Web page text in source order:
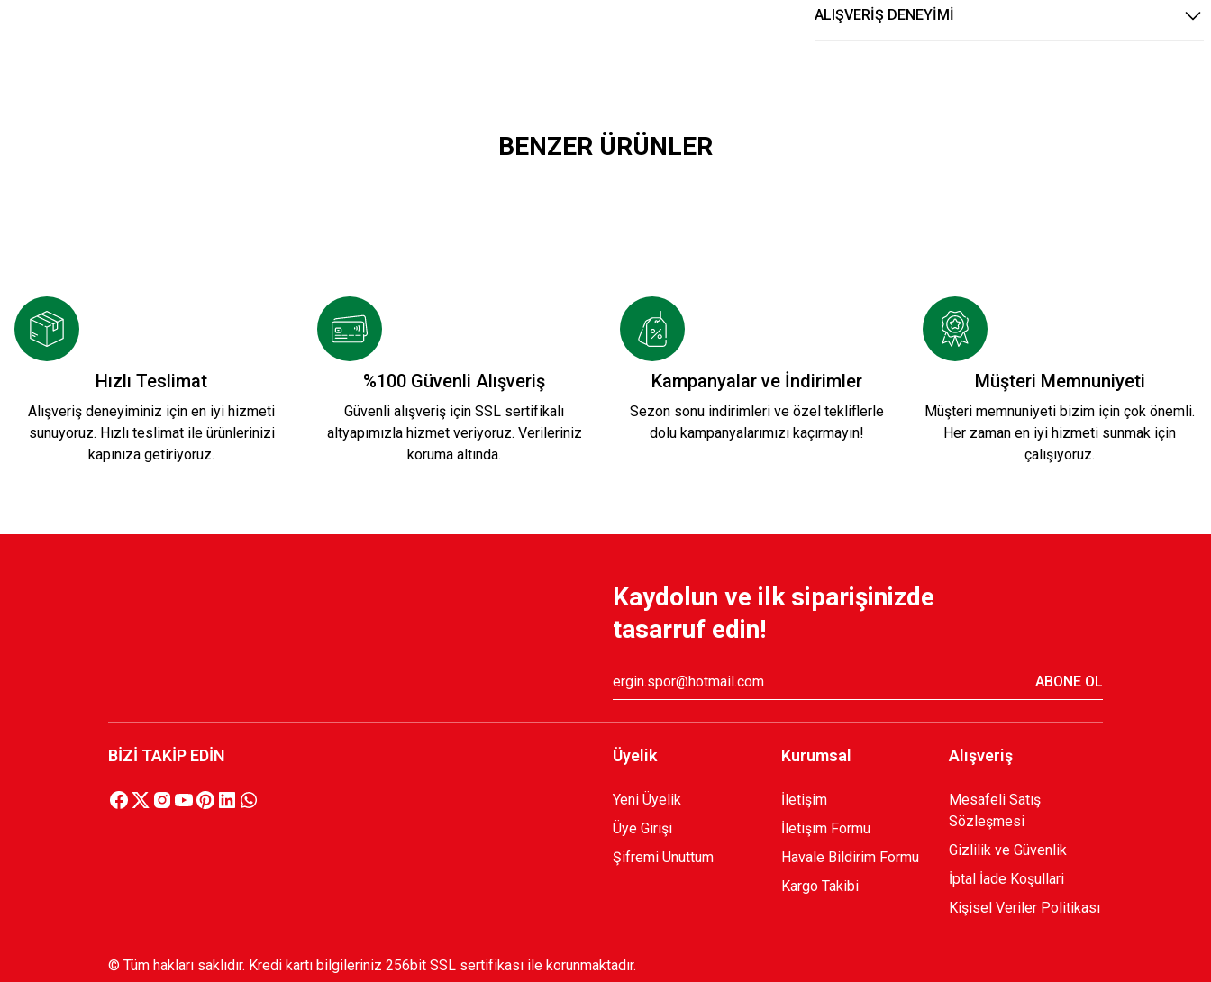
ALIŞVERİŞ DENEYİMİ
BENZER ÜRÜNLER
2.399,90 TL
KARŞIYAKA PAMUKLU FERMUARLI ÇOCUK CEKET Y.
1.199,90 TL
KARŞIYAKA PAMUKLU FERMUARLI ÇOCUK CEKET K.
1.199,90 TL
600,00 TL
1912 KARŞIYAKA SWEATSHİRT Ç. BASKETBOL TAKIM ÇOCUK K.
1.199,90 TL
Hızlı Teslimat
Alışveriş deneyiminiz için en iyi hizmeti
sunuyoruz. Hızlı teslimat ile ürünlerinizi
kapınıza getiriyoruz.
%100 Güvenli Alışveriş
Güvenli alışveriş için SSL sertifikalı
altyapımızla hizmet veriyoruz. Verileriniz
koruma altında.
Kampanyalar ve İndirimler
Sezon sonu indirimleri ve özel tekliflerle
dolu kampanyalarımızı kaçırmayın!
Müşteri Memnuniyeti
Müşteri memnuniyeti bizim için çok önemli.
Her zaman en iyi hizmeti sunmak için
çalışıyoruz.
Kaydolun ve ilk siparişinizde
tasarruf edin!
ABONE OL
BİZİ TAKİP EDİN Üyelik
Yeni Üyelik
Üye Girişi
Şifremi Unuttum
Kurumsal
İletişim
İletişim Formu
Havale Bildirim Formu
Kargo Takibi
Alışveriş
Mesafeli Satış
Sözleşmesi
Gizlilik ve Güvenlik
İptal İade Koşullari
Kişisel Veriler Politikası
© Tüm hakları saklıdır. Kredi kartı bilgileriniz 256bit SSL sertifikası ile korunmaktadır.